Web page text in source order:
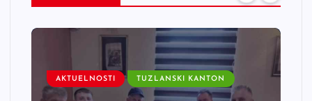
AKTUELNOSTI TUZLANSKI KANTON